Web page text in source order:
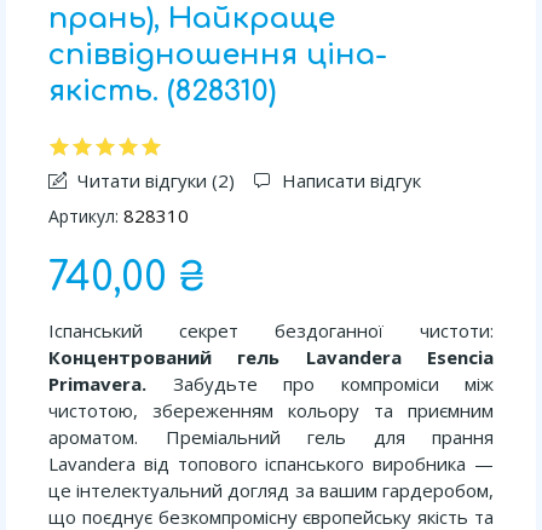
прань), Найкраще
співвідношення ціна-
якість. (828310)
Читати відгуки (2) Написати відгук
Артикул: 828310
740,00 ₴
Іспанський секрет бездоганної чистоти:
Концентрований гель Lavandera Esencia
Primavera. Забудьте про компроміси між
чистотою, збереженням кольору та приємним
ароматом. Преміальний гель для прання
Lavandera від топового іспанського виробника —
це інтелектуальний догляд за вашим гардеробом,
що поєднує безкомпромісну європейську якість та